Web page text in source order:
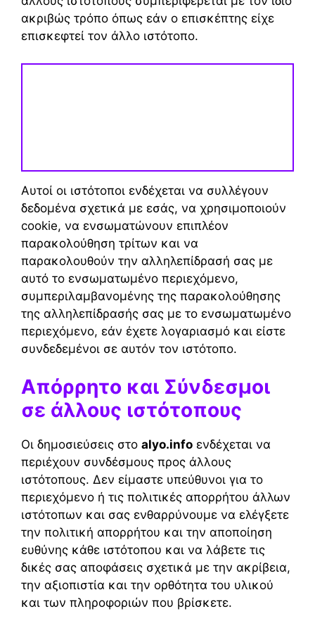
ακριβώς τρόπο όπως εάν ο επισκέπτης είχε
επισκεφτεί τον άλλο ιστότοπο.
Αυτοί οι ιστότοποι ενδέχεται να συλλέγουν
δεδομένα σχετικά με εσάς, να χρησιμοποιούν
cookie, να ενσωματώνουν επιπλέον
παρακολούθηση τρίτων και να
παρακολουθούν την αλληλεπίδρασή σας με
αυτό το ενσωματωμένο περιεχόμενο,
συμπεριλαμβανομένης της παρακολούθησης
της αλληλεπίδρασής σας με το ενσωματωμένο
περιεχόμενο, εάν έχετε λογαριασμό και είστε
συνδεδεμένοι σε αυτόν τον ιστότοπο.
Απόρρητο και Σύνδεσμοι
σε άλλους ιστότοπους
Οι δημοσιεύσεις στο alyo.info ενδέχεται να
περιέχουν συνδέσμους προς άλλους
ιστότοπους. Δεν είμαστε υπεύθυνοι για το
περιεχόμενο ή τις πολιτικές απορρήτου άλλων
ιστότοπων και σας ενθαρρύνουμε να ελέγξετε
την πολιτική απορρήτου και την αποποίηση
ευθύνης κάθε ιστότοπου και να λάβετε τις
δικές σας αποφάσεις σχετικά με την ακρίβεια,
την αξιοπιστία και την ορθότητα του υλικού
και των πληροφοριών που βρίσκετε.